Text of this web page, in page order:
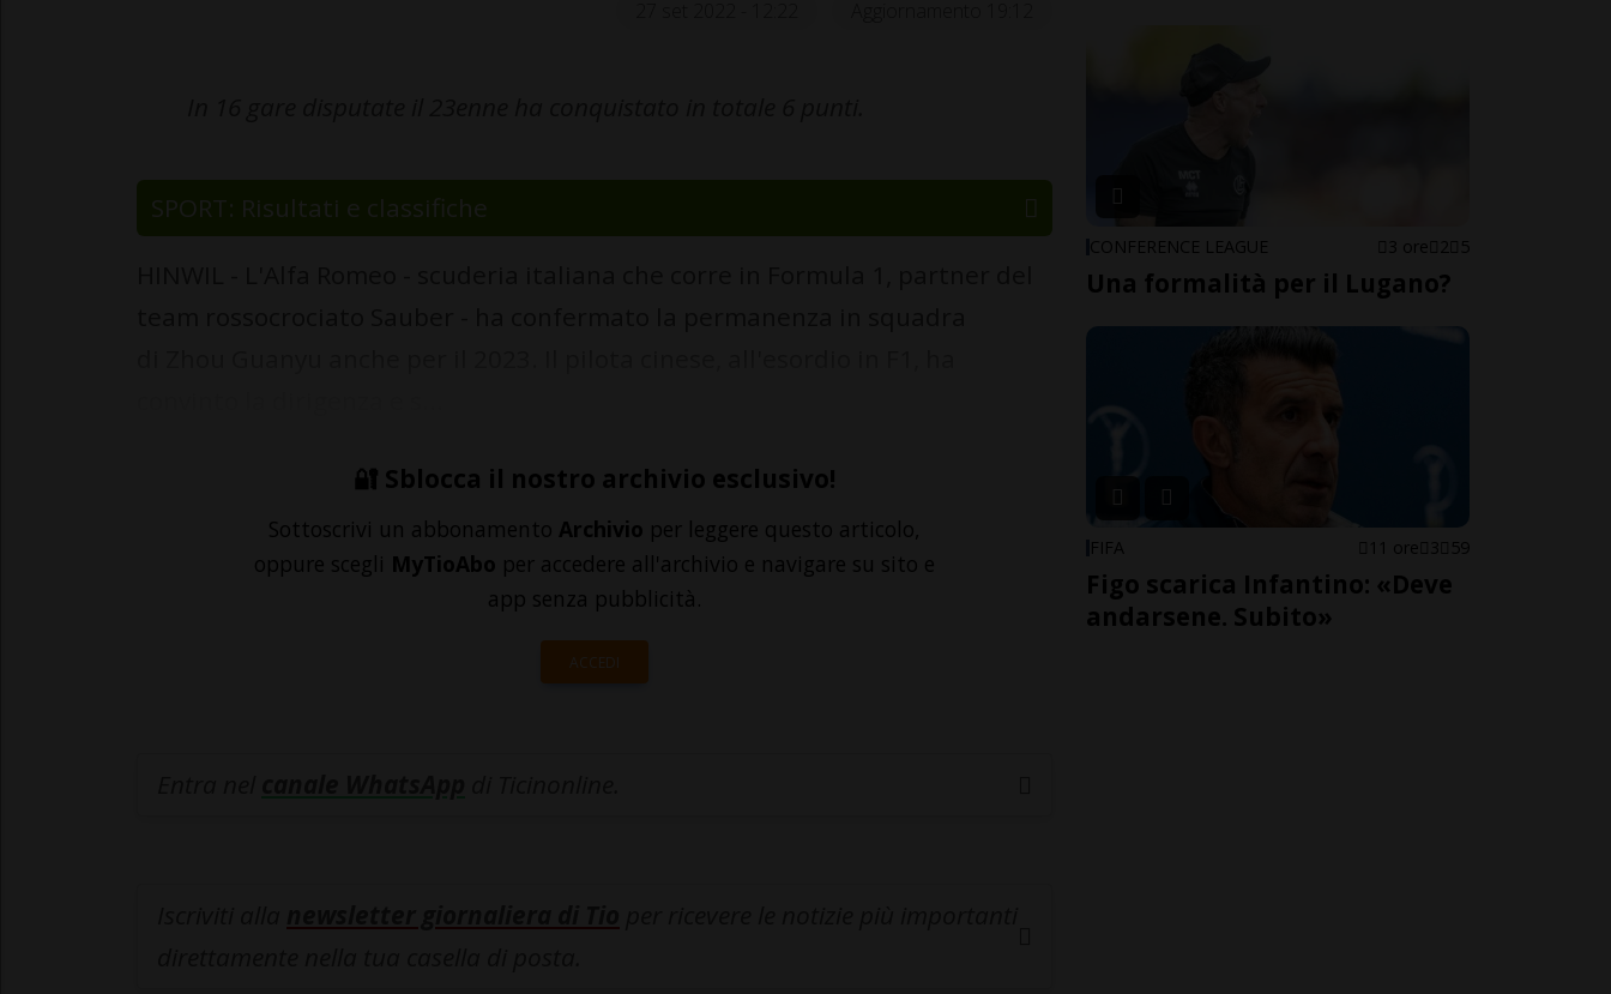
SPORT: Risultati e classifiche
🔐 Sblocca il nostro archivio esclusivo!
Sottoscrivi un abbonamento Archivio per leggere questo articolo,
oppure scegli MyTioAbo per accedere all'archivio e navigare su sito e
app senza pubblicità.
ACCEDI
CONFERENCE LEAGUE 3 ore 2 5
Una formalità per il Lugano?
FIFA 11 ore 3 59
Figo scarica Infantino: «Deve
andarsene. Subito»